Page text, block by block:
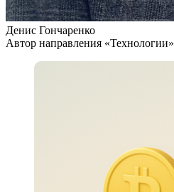
Денис Гончаренко
Автор направления «Технологии»